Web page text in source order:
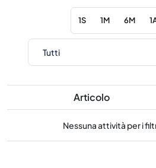
1S 1M 6M
Articolo
Nessuna attività per i